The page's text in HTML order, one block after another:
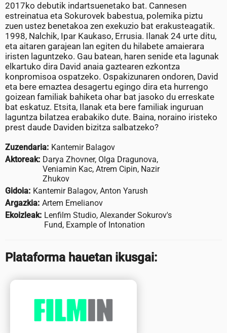
2017ko debutik indartsuenetako bat. Cannesen
estreinatua eta Sokurovek babestua, polemika piztu
zuen ustez benetakoa zen exekuzio bat erakusteagatik.
1998, Nalchik, Ipar Kaukaso, Errusia. Ilanak 24 urte ditu,
eta aitaren garajean lan egiten du hilabete amaierara
iristen laguntzeko. Gau batean, haren senide eta lagunak
elkartuko dira David anaia gaztearen ezkontza
konpromisoa ospatzeko. Ospakizunaren ondoren, David
eta bere emaztea desagertu egingo dira eta hurrengo
goizean familiak bahiketa ohar bat jasoko du erreskate
bat eskatuz. Etsita, Ilanak eta bere familiak inguruan
laguntza bilatzea erabakiko dute. Baina, noraino iristeko
prest daude Daviden bizitza salbatzeko?
Zuzendaria: Kantemir Balagov
Aktoreak: Darya Zhovner, Olga Dragunova,
Veniamin Kac, Atrem Cipin, Nazir
Zhukov
Gidoia: Kantemir Balagov, Anton Yarush
Argazkia: Artem Emelianov
Ekoizleak: Lenfilm Studio, Alexander Sokurov's
Fund, Example of Intonation
Plataforma hauetan ikusgai: